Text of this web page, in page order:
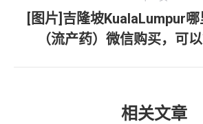
一
文
[图片]吉隆坡KualaLumpur
（流产药）微信购买，可
相关文章